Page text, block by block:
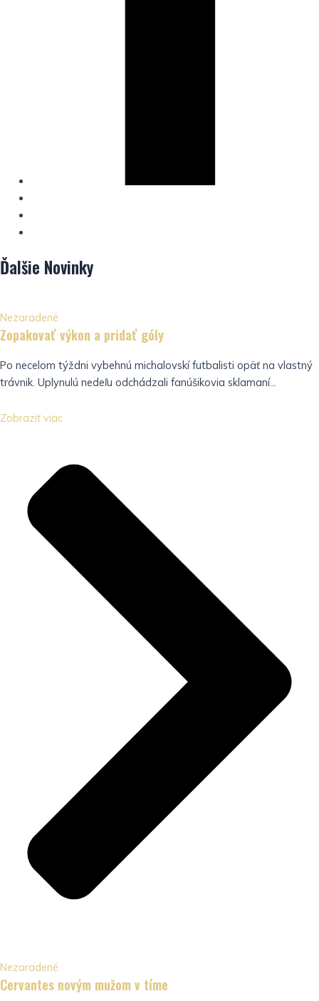
Ďalšie Novinky
Nezaradené
Zopakovať výkon a pridať góly
Po necelom týždni vybehnú michalovskí futbalisti opäť na vlastný
trávnik. Uplynulú nedeľu odchádzali fanúšikovia sklamaní...
Zobraziť viac
Nezaradené
Cervantes novým mužom v tíme